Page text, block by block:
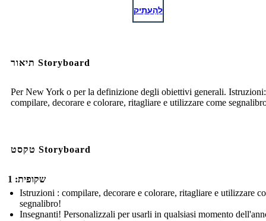
לְהַעְתִיק
תיאור Storyboard
Per New York o per la definizione degli obiettivi generali. Istruzioni:
compilare, decorare e colorare, ritagliare e utilizzare come
טקסט Storyboard
שקופית: 1
Istruzioni : compilare, decorare e colorare, ritagliare e utilizzare
segnalibro!
Insegnanti! Personalizzali per usarli in qualsiasi momento